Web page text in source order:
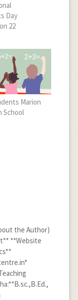
Day
22
Marion
School
the Author)
**Website